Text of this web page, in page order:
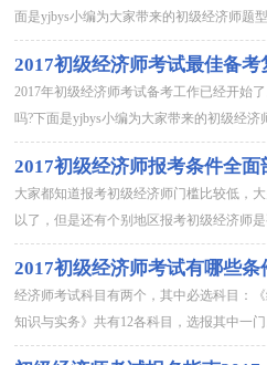
面是yjbys小编为大家带来的初级经济师题
阅读。 初级经济师题型、题量以及答题时
2017初级经济师考试最佳备考
2017年初级经济师考试备考工作已经开始
吗?下面是yjbys小编为大家带来的初级经
读。 1、全面分析，正确认识自己。 准确
2017初级经济师报考条件全面
大家都知道报考初级经济师门槛比较低，
以了，但是还有个别地区报考初级经济师
区报考初级经济师考试是不需要工作年限
2017初级经济师考试有哪些条
经济师考试科目有两个，其中必选科目：
知识与实务》共有12各科目，选报其中一
级经济师考试报名的知识，欢迎阅读。